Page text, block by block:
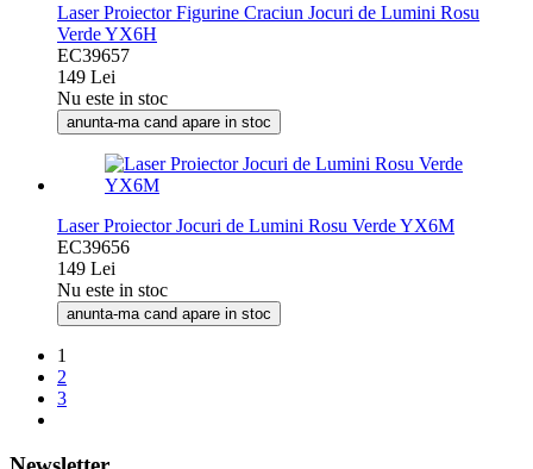
Laser Proiector Figurine Craciun Jocuri de Lumini Rosu
Verde YX6H
EC39657
149 Lei
Nu este in stoc
anunta-ma cand apare in stoc
Laser Proiector Jocuri de Lumini Rosu Verde YX6M
EC39656
149 Lei
Nu este in stoc
anunta-ma cand apare in stoc
1
2
3